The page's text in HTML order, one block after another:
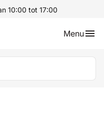
10:00 tot 17:00
Menu